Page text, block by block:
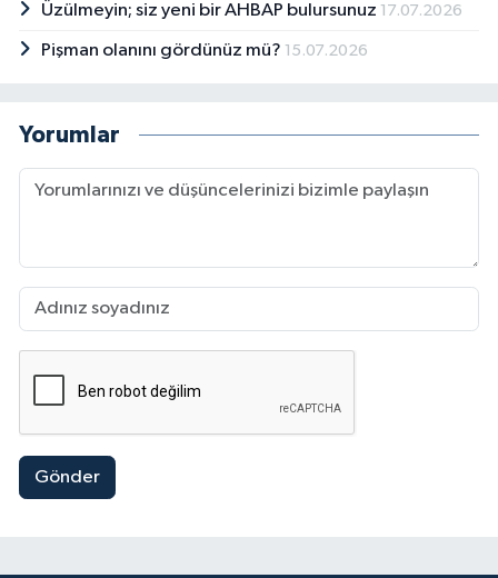
Üzülmeyin; siz yeni bir AHBAP bulursunuz 17.07.2026
Pişman olanını gördünüz mü? 15.07.2026
Yorumlar
Gönder